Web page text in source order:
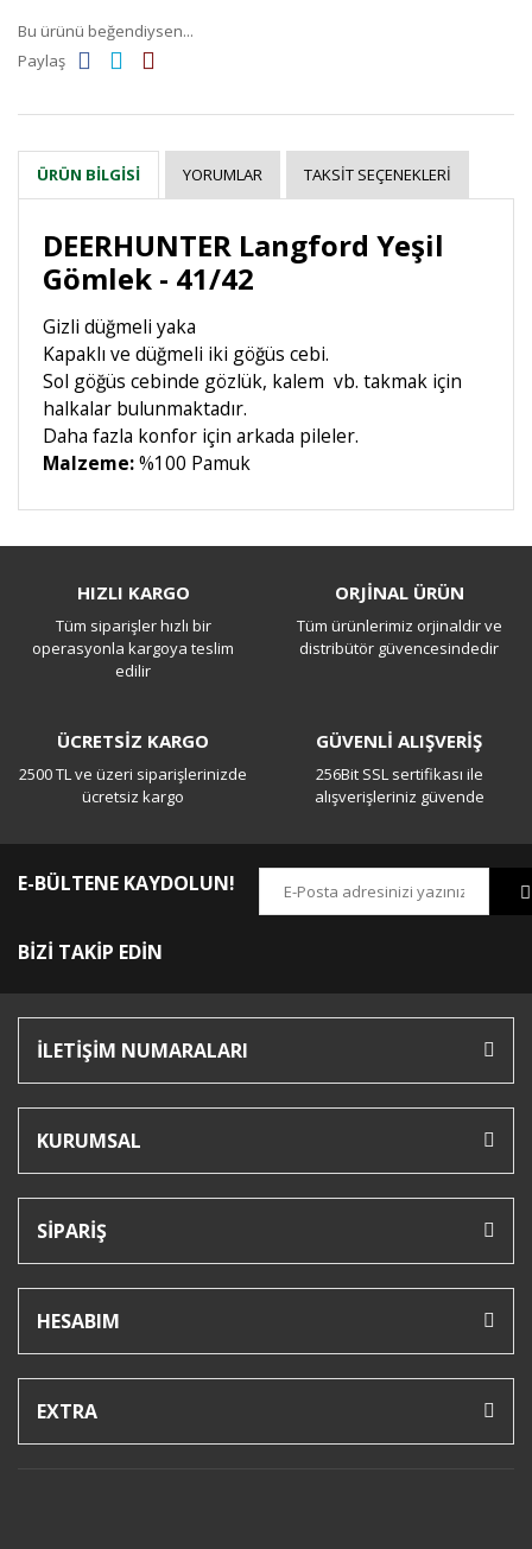
Bu ürünü beğendiysen...
Paylaş
ÜRÜN BILGISI YORUMLAR TAKSIT SEÇENEKLERI
DEERHUNTER Langford Yeşil
Gömlek - 41/42
Gizli düğmeli yaka
Kapaklı ve düğmeli iki göğüs cebi.
Sol göğüs cebinde gözlük, kalem vb. takmak için
halkalar bulunmaktadır.
Daha fazla konfor için arkada pileler.
Malzeme:%100 Pamuk
Yorum Yaz
HIZLI KARGO
Tüm siparişler hızlı bir
operasyonla kargoya teslim
edilir
ORJİNAL ÜRÜN
Tüm ürünlerimiz orjinaldir ve
distribütör güvencesindedir
ÜCRETSİZ KARGO
2500 TL ve üzeri siparişlerinizde
ücretsiz kargo
GÜVENLİ ALIŞVERİŞ
256Bit SSL sertifikası ile
alışverişleriniz güvende
E-BÜLTENE KAYDOLUN!
BİZİ TAKİP EDİN
İLETİŞİM NUMARALARI
KURUMSAL
SİPARİŞ
HESABIM
EXTRA